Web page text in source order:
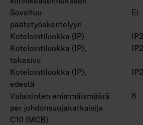
ja Casambi-ohjaus.
Suorapainikeohjauksessa
valaisinten enimmäismäärä
on 50 kpl.
Käyttöympäristön lämpötila -20
soveltuu sisäkäyttöön.
Hyötyelinikä L70 > 100 000 h
Hyötyelinikä L80 100 000 h
DAS = Kaksoisasymmetrinen
Soveltuu
päätetyöskentelyyn
Ei
Kotelointiluokka (IP)
Kotelointiluokka (IP),
takasivu
Kotelointiluokka (IP),
edestä
Valaisinten enimmäismäärä
per johdonsuojakatkaisija
C10 (MCB)
8